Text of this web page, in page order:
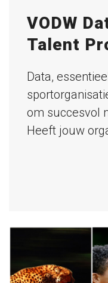
VODW
Talent
Data,
om succesvol
Heeft jouw